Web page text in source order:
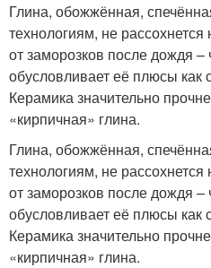
Глина, обожжённая,
технологиям, не
от заморозков после дождя –
обусловливает её плюсы как
Керамика значительно
«кирпичная» глина.
Глина, обожжённая,
технологиям, не
от заморозков после дождя –
обусловливает её плюсы как
Керамика значительно
«кирпичная» глина.